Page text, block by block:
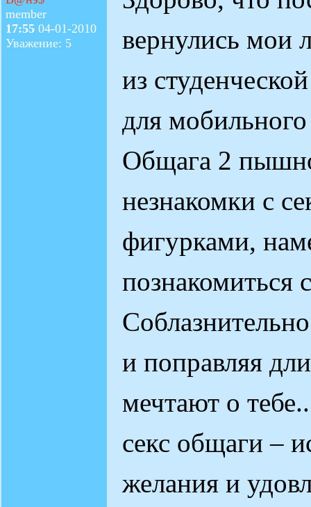
member
17:55 04-01-2010
Уважение: 5
вернулись мои
из
для
Общага 2
незнакомки с
фигурками,
познакомиться
и поправляя
мечтают о
секс общаги –
желания и